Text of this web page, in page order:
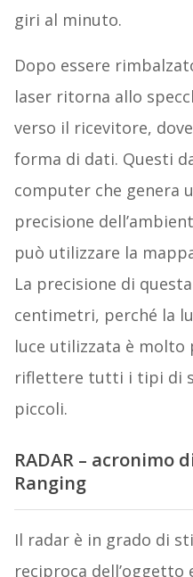
giri al minuto.
Dopo essere
laser ritorna allo
verso il ricevitore,
forma di dati. Questi
computer che genera
precisione
può utilizzare la
La precisione di
centimetri, perché la
luce utilizzata è molto
riflettere tutti i tipi di
piccoli.
RADAR – acronimo
Ranging
Il radar è in grado di
reciproca dell’oggetto